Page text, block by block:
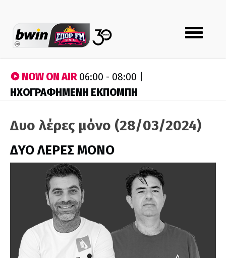
Toggle
navigation
NOW ON AIR06:00 - 08:00 |
ΗΧΟΓΡΑΦΗΜΕΝΗ ΕΚΠΟΜΠΗ
Δυο λέρες μόνο (28/03/2024)
ΔΥΟ ΛΕΡΕΣ ΜΟΝΟ